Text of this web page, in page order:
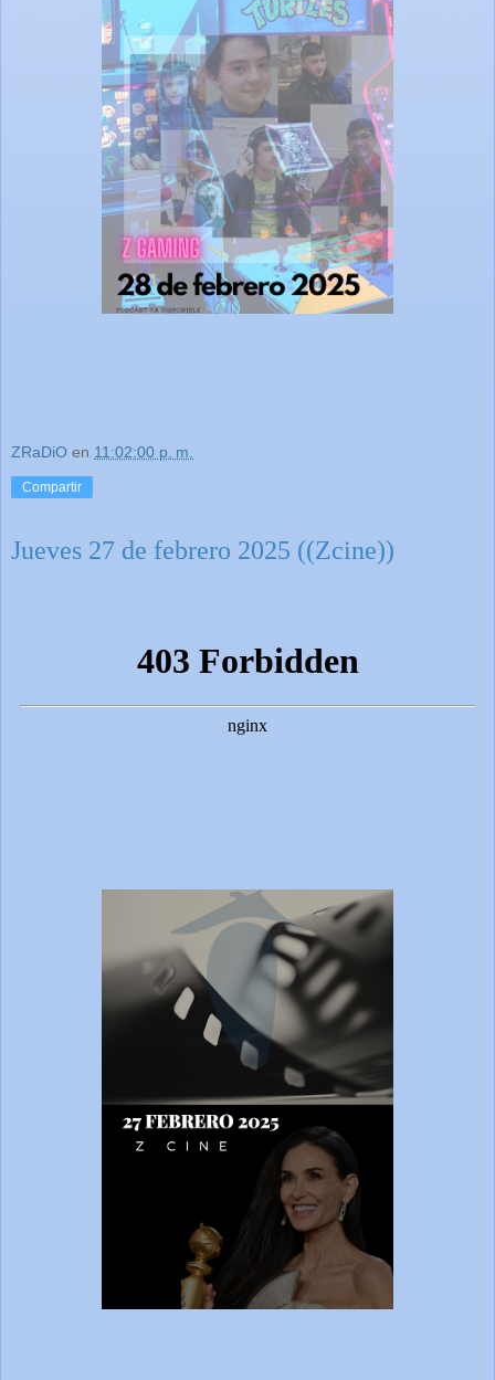
ZRaDiO en 11:02:00 p. m.
Compartir
Jueves 27 de febrero 2025 ((Zcine))